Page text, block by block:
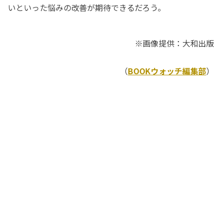
いといった悩みの改善が期待できるだろう。
※画像提供：大和出版
（BOOKウォッチ編集部）